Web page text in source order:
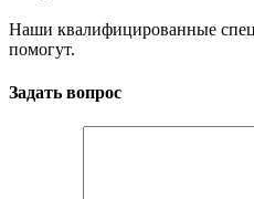
Наши квалифицированные
помогут.
Задать вопрос